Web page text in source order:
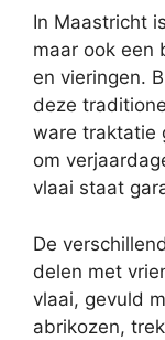
In Maastricht is
maar ook een
en vieringen.
deze
ware traktatie
om
vlaai staat
De
delen met
vlaai, gevuld
abrikozen,